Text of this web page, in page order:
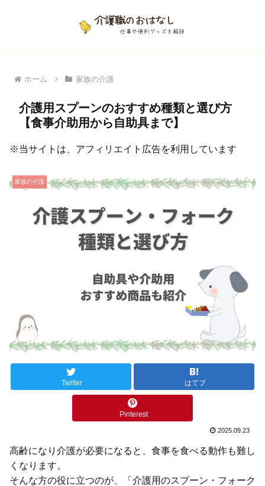
ホーム 家族の介護
介護用スプーンのおすすめ種類と選び方
【食事介助用から自助具まで】
※当サイトは、アフィリエイト広告を利用しています
家族の介護
Twitter はてブ
Pinterest
2025.09.23
高齢になり介護が必要になると、食事を食べる動作も難し
くなります。
そんな方の役に立つのが、「介護用のスプーン・フォーク